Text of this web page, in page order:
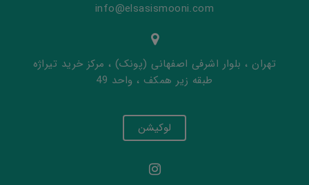
info@elsasismooni.com
تهران ، بلوار اشرفی اصفهانی (پونک) ، مرکز خرید تیراژه
طبقه زیر همکف ، واحد 49
لوکیشن